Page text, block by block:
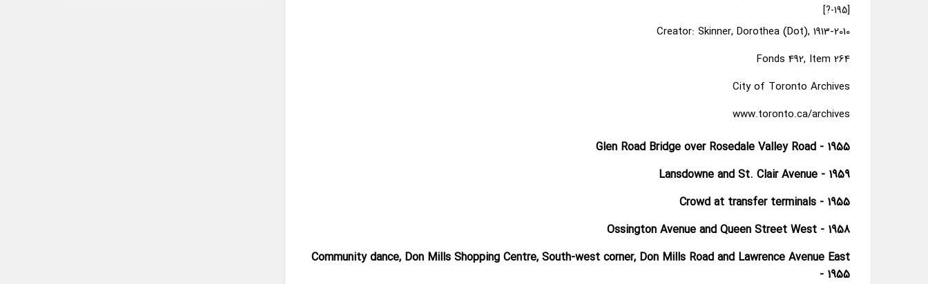
[195-?]
Creator: Skinner, Dorothea (Dot), 1913-2010
Fonds 492, Item 264
City of Toronto Archives
www.toronto.ca/archives
Glen Road Bridge over Rosedale Valley Road - 1955
Lansdowne and St. Clair Avenue - 1959
Crowd at transfer terminals - 1955
Ossington Avenue and Queen Street West - 1958
Community dance, Don Mills Shopping Centre, South-west corner, Don Mills Road and Lawrence Avenue East
- 1955